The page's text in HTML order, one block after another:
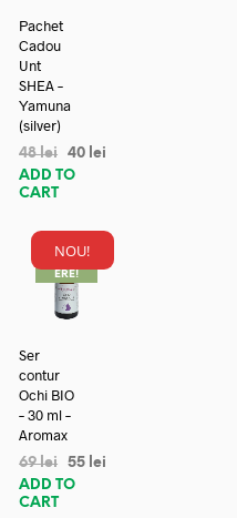
Pachet
Cadou
Unt
SHEA –
Yamuna
(silver)
48lei 40 lei
ADD TO
CART
NOU!
REDUC
ERE!
Ser
contur
Ochi BIO
– 30 ml –
Aromax
69lei 55 lei
ADD TO
CART